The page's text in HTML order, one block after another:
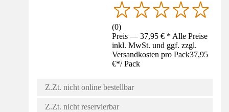
(0)
Preis — 37,95 € * Alle Preise
inkl. MwSt. und ggf. zzgl.
Versandkosten pro Pack37,95
€*/ Pack
Z.Zt. nicht online bestellbar
Z.Zt. nicht reservierbar